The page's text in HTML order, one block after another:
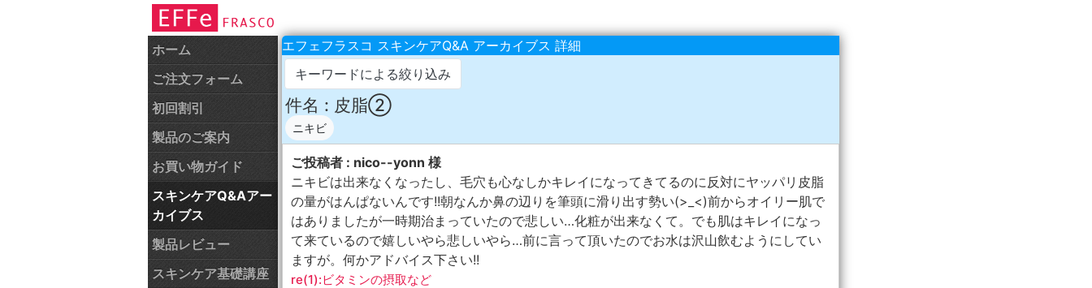
ホーム
ご注文フォーム
初回割引
製品のご案内
お買い物ガイド
スキンケアQ&Aアー
カイブス
製品レビュー
スキンケア基礎講座
エフェフラスコ スキンケアQ&A アーカイブス 詳細
キーワードによる絞り込み
件名 : 皮脂②
ニキビ
ご投稿者 : nico--yonn 様
ニキビは出来なくなったし、毛穴も心なしかキレイになってきてるのに反対にヤッパリ皮脂
の量がはんぱないんです!!朝なんか鼻の辺りを筆頭に滑り出す勢い(>_<)前からオイリー肌で
はありましたが一時期治まっていたので悲しい…化粧が出来なくて。でも肌はキレイになっ
て来ているので嬉しいやら悲しいやら…前に言って頂いたのでお水は沢山飲むようにしてい
ますが。何かアドバイス下さい!!
re(1):ビタミンの摂取など